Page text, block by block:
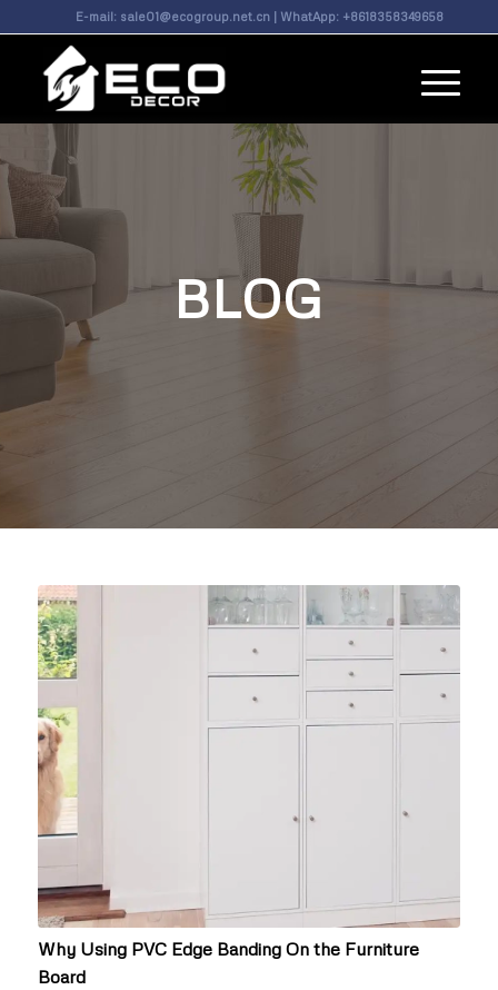
E-mail: sale01@ecogroup.net.cn | WhatApp: +8618358349658
BLOG
Why Using PVC Edge Banding On the Furniture
Board